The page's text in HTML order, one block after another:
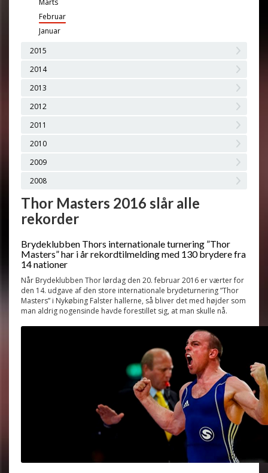
Marts
Februar
Januar
2015
2014
2013
2012
2011
2010
2009
2008
Thor Masters 2016 slår alle
rekorder
Brydeklubben Thors internationale turnering ”Thor
Masters” har i år rekordtilmelding med 130 brydere fra
14 nationer
Når Brydeklubben Thor lørdag den 20. februar 2016 er værter for
den 14. udgave af den store internationale brydeturnering ”Thor
Masters” i Nykøbing Falster hallerne, så bliver det med højder som
man aldrig nogensinde havde forestillet sig, at man skulle nå.